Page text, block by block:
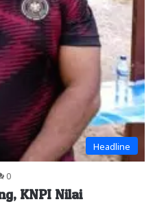
Headline
0
KNPI Nilai